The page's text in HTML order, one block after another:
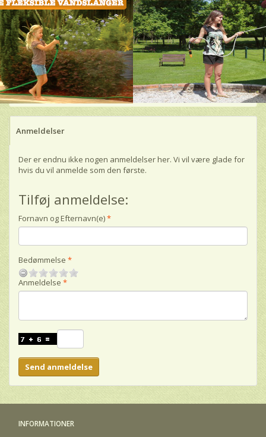
Anmeldelser
Der er endnu ikke nogen anmeldelser her. Vi vil være glade for
hvis du vil anmelde som den første.
Tilføj anmeldelse:
Fornavn og Efternavn(e)
Bedømmelse
Anmeldelse
Send anmeldelse
INFORMATIONER